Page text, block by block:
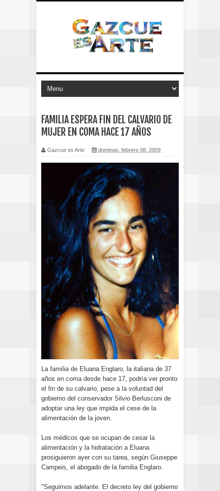
FAMILIA ESPERA FIN DEL CALVARIO DE
MUJER EN COMA HACE 17 AÑOS
Gazcue es Arte domingo, febrero 08, 2009
La familia de Eluana Englaro, la italiana de 37
años en coma desde hace 17, podría ver pronto
el fin de su calvario, pese a la voluntad del
gobierno del conservador Silvio Berlusconi de
adoptar una ley que impida el cese de la
alimentación de la joven.
Los médicos que se ocupan de cesar la
alimentación y la hidratación a Eluana
prosiguieron ayer con su tarea, según Giuseppe
Campeis, el abogado de la familia Englaro.
"Seguimos adelante. El decreto ley del gobierno